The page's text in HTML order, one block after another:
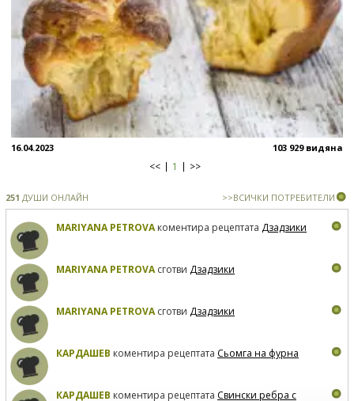
16.04.2023 103 929 видяна
<< 1 >>
251 ДУШИ ОНЛАЙН >>ВСИЧКИ ПОТРЕБИТЕЛИ
MARIYANA PETROVAкоментира рецептата Дзадзики
MARIYANA PETROVAсготви Дзадзики
MARIYANA PETROVAсготви Дзадзики
КАРДАШЕВ коментира рецептата Сьомга на фурна
КАРДАШЕВ коментира рецептата Свински ребра с